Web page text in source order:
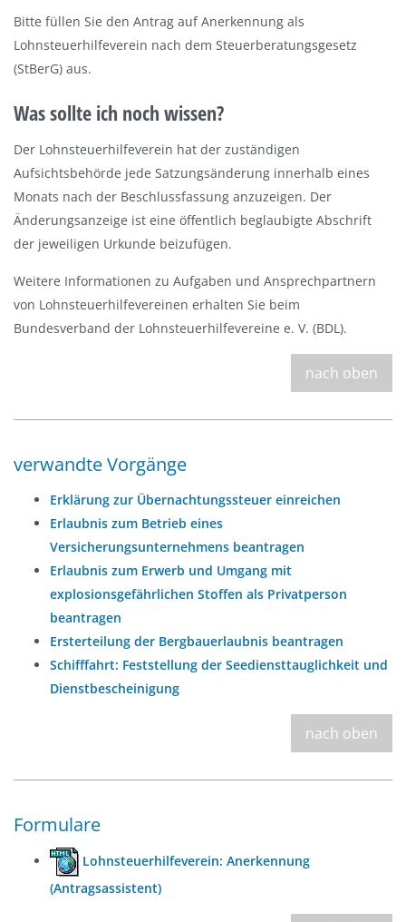
Bitte füllen Sie den Antrag auf Anerkennung als
Lohnsteuerhilfeverein nach dem Steuerberatungsgesetz
(StBerG) aus.
Was sollte ich noch wissen?
Der Lohnsteuerhilfeverein hat der zuständigen
Aufsichtsbehörde jede Satzungsänderung innerhalb eines
Monats nach der Beschlussfassung anzuzeigen. Der
Änderungsanzeige ist eine öffentlich beglaubigte Abschrift
der jeweiligen Urkunde beizufügen.
Weitere Informationen zu Aufgaben und Ansprechpartnern
von Lohnsteuerhilfevereinen erhalten Sie beim
Bundesverband der Lohnsteuerhilfevereine e. V. (BDL).
nach oben
verwandte Vorgänge
Erklärung zur Übernachtungssteuer einreichen
Erlaubnis zum Betrieb eines
Versicherungsunternehmens beantragen
Erlaubnis zum Erwerb und Umgang mit
explosionsgefährlichen Stoffen als Privatperson
beantragen
Ersterteilung der Bergbauerlaubnis beantragen
Schifffahrt: Feststellung der Seediensttauglichkeit und
Dienstbescheinigung
nach oben
Formulare
Lohnsteuerhilfeverein: Anerkennung
(Antragsassistent)